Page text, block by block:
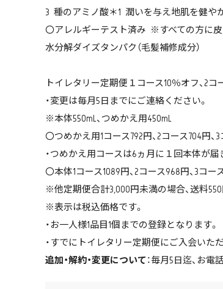
3 種のアミノ酸＊1 潤いを与え地肌を健や
〇アレルギーテスト済み ※すべての方に皮
水分解ダイズタンパク（毛髪補修成分）
トイレタリー定期便１コース10％オフ、2
・変更は毎月5日までにご連絡ください。
※本体550mL、つめかえ用450mL
〇つめかえ用1コース792円、2コース704円、
・つめかえ用コースは6ヵ月に１回本体が届
〇本体1コース1089円、2コース968円、3コー
※他定期便合計3,000円未満の場合、送料550
※表示は税込価格です。
・お一人様1品目1個までの登録となります。
・すでにトイレタリー定期便にご入会いた
追加・解約・変更について ：毎月5日迄、お電